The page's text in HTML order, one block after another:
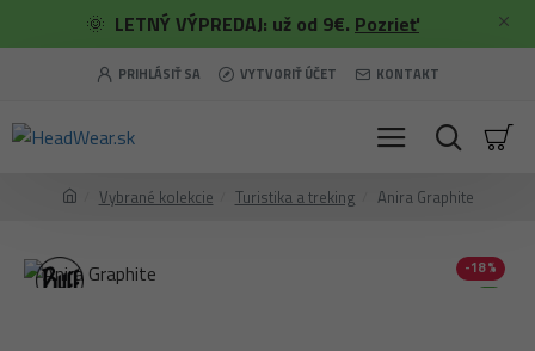
🌞 LETNÝ VÝPREDAJ: už od 9€. Pozrieť
PRIHLÁSIŤ SA VYTVORIŤ ÚČET KONTAKT
Vybrané kolekcie Turistika a treking Anira Graphite
-18 %